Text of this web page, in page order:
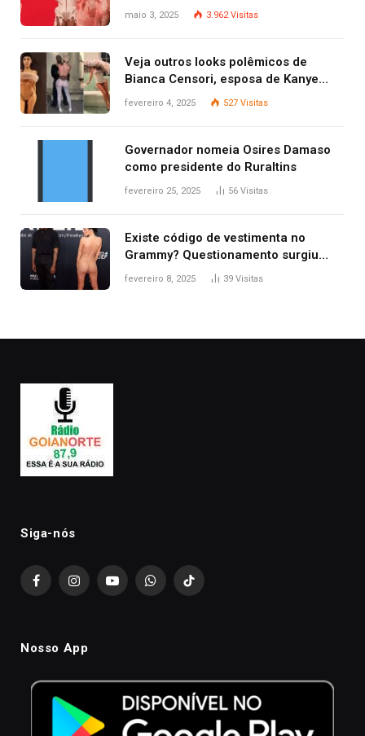
Gaga
maio 3, 2025 3.962Visitas
Veja outros looks polêmicos de
Bianca Censori, esposa de Kanye
West que apareceu nua no Grammy
fevereiro 4, 2025 527 Visitas
Governador nomeia Osires Damaso
como presidente do Ruraltins
fevereiro 25, 2025 56 Visitas
Existe código de vestimenta no
Grammy? Questionamento surgiu
após Bianca Censori, mulher de
fevereiro 8, 2025 39 Visitas
Siga-nós
FacebookInstagramYouTubeWhatsAppTikTok
Nosso App